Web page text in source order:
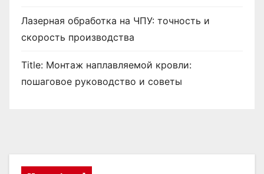
Лазерная обработка на ЧПУ: точность и
скорость производства
Title: Монтаж наплавляемой кровли:
пошаговое руководство и советы